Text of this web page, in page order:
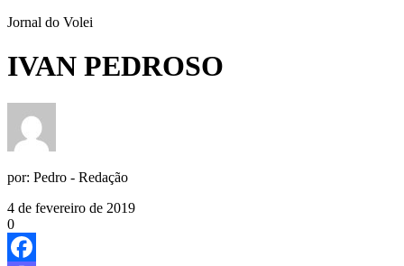
Jornal do Volei
IVAN PEDROSO
por: Pedro - Redação
4 de fevereiro de 2019
0